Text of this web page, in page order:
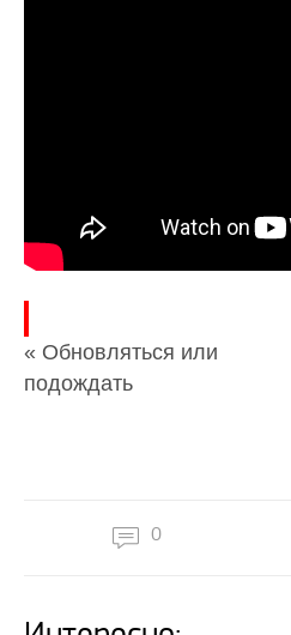
« Обновляться или
подождать
0